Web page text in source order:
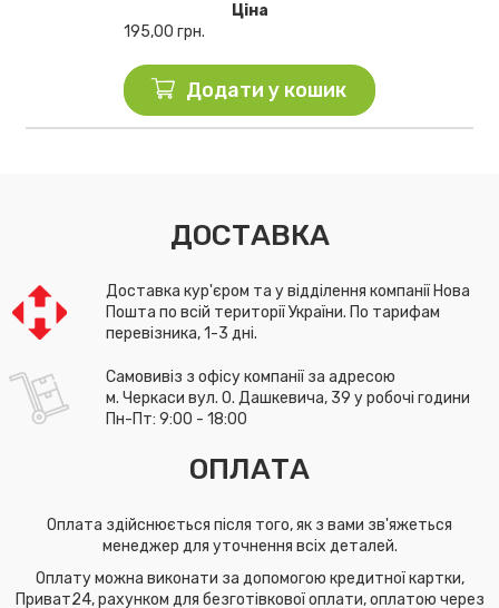
Ціна
195,00 грн.
Додати у кошик
ДОСТАВКА
Доставка кур'єром та у відділення компанії Нова
Пошта по всій території України. По тарифам
перевізника, 1-3 дні.
Самовивіз з офісу компанії за адресою
м. Черкаси вул. О. Дашкевича, 39 у робочі години
Пн-Пт: 9:00 - 18:00
ОПЛАТА
Оплата здійснюється після того, як з вами зв'яжеться
менеджер для уточнення всіх деталей.
Оплату можна виконати за допомогою кредитної картки,
Приват24, рахунком для безготівкової оплати, оплатою через